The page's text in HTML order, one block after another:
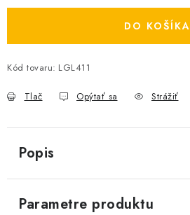
DO KOŠÍKA
Kód tovaru: LGL411
Tlač Opýtať sa Strážiť
Popis
Parametre produktu